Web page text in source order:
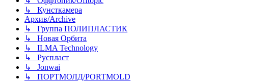
↳ Кунсткамера
Архив/Archive
↳ Группа ПОЛИПЛАСТИК
↳ Новая Орбита
↳ ILMA Technology
↳ Руспласт
↳ Jonwai
↳ ПОРТМОЛД/PORTMOLD